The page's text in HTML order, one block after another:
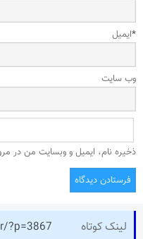
ایمیل*
وب‌ سایت
ذخیره نام، ایمیل و وبسایت من در
لینک کوتاه ?p=3867